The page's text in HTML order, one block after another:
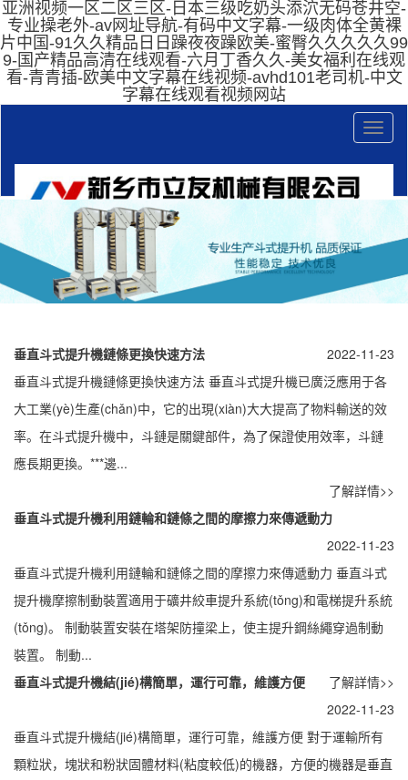
亚洲视频一区二区三区-日本三级吃奶头添泬无码苍井空-
专业操老外-av网址导航-有码中文字幕-一级肉体全黄裸
片中国-91久久精品日日躁夜夜躁欧美-蜜臀久久久久久99
9-国产精品高清在线观看-六月丁香久久-美女福利在线观
看-青青插-欧美中文字幕在线视频-avhd101老司机-中文
字幕在线观看视频网站
T
o
l
n
v
i
g
a
i
n
垂直斗式提升機鏈條更換快速方法
2022-11-23
垂直斗式提升機鏈條更換快速方法 垂直斗式提升機已廣泛應用于各
大工業(yè)生產(chǎn)中，它的出現(xiàn)大大提高了物料輸送的效
率。在斗式提升機中，斗鏈是關鍵部件，為了保證使用效率，斗鏈
應長期更換。***邊...
了解詳情>>
垂直斗式提升機利用鏈輪和鏈條之間的摩擦力來傳遞動力
2022-11-23
垂直斗式提升機利用鏈輪和鏈條之間的摩擦力來傳遞動力 垂直斗式
提升機摩擦制動裝置適用于礦井絞車提升系統(tǒng)和電梯提升系統
(tǒng)。 制動裝置安裝在塔架防撞梁上，使主提升鋼絲繩穿過制動
裝置。 制動...
了解詳情>>
垂直斗式提升機結(jié)構簡單，運行可靠，維護方便
2022-11-23
垂直斗式提升機結(jié)構簡單，運行可靠，維護方便 對于運輸所有
顆粒狀，塊狀和粉狀固體材料(粘度較低)的機器，方便的機器是垂直